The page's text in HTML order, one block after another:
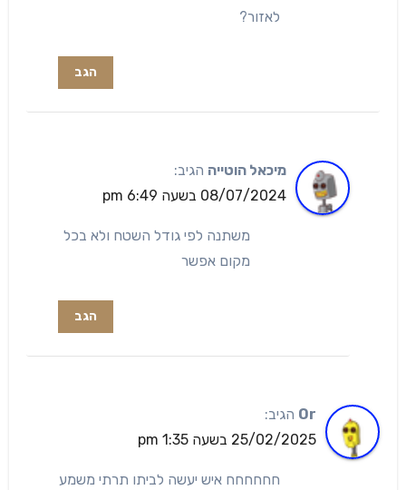
לאזור?
הגב
מיכאל הוטייה הגיב:
08/07/2024 בשעה 6:49 pm
משתנה לפי גודל השטח ולא בכל
מקום אפשר
הגב
Or הגיב:
25/02/2025 בשעה 1:35 pm
חחחחחח איש יעשה לביתו תרתי משמע